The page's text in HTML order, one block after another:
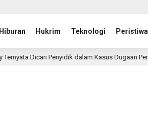
Hiburan Hukrim Teknologi Peristiwa
Penyidik dalam Kasus Dugaan Penipuan